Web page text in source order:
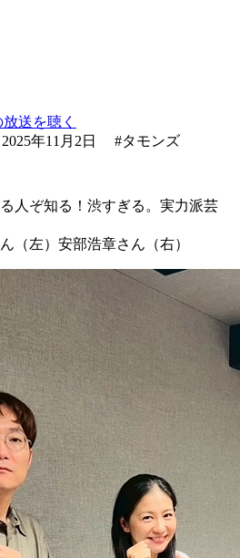
送を聴く
年11月2日 #タモンズ
人ぞ知る！渋すぎる。実力派芸
左）安部浩章さん（右）